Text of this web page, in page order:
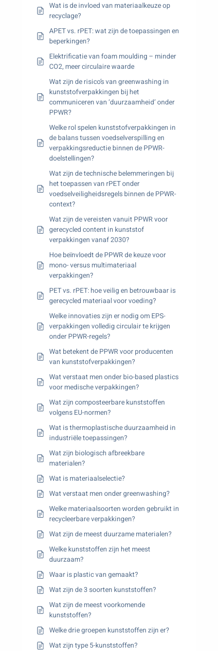
Wat is de invloed van materiaalkeuze op
recyclage?
APET vs. rPET: wat zijn de toepassingen en
beperkingen?
Elektrificatie van foam moulding – minder
CO2, meer circulaire waarde
Wat zijn de risico’s van greenwashing in
kunststofverpakkingen bij het
communiceren van ‘duurzaamheid’ onder
PPWR?
Welke rol spelen kunststofverpakkingen in
de balans tussen voedselverspilling en
verpakkingsreductie binnen de PPWR-
doelstellingen?
Wat zijn de technische belemmeringen bij
het toepassen van rPET onder
voedselveiligheidsregels binnen de PPWR-
context?
Wat zijn de vereisten vanuit PPWR voor
gerecycled content in kunststof
verpakkingen vanaf 2030?
Hoe beïnvloedt de PPWR de keuze voor
mono- versus multimateriaal
verpakkingen?
PET vs. rPET: hoe veilig en betrouwbaar is
gerecycled materiaal voor voeding?
Welke innovaties zijn er nodig om EPS-
verpakkingen volledig circulair te krijgen
onder PPWR-regels?
Wat betekent de PPWR voor producenten
van kunststofverpakkingen?
Wat verstaat men onder bio-based plastics
voor medische verpakkingen?
Wat zijn composteerbare kunststoffen
volgens EU-normen?
Wat is thermoplastische duurzaamheid in
industriële toepassingen?
Wat zijn biologisch afbreekbare
materialen?
Wat is materiaalselectie?
Wat verstaat men onder greenwashing?
Welke materiaalsoorten worden gebruikt in
recycleerbare verpakkingen?
Wat zijn de meest duurzame materialen?
Welke kunststoffen zijn het meest
duurzaam?
Waar is plastic van gemaakt?
Wat zijn de 3 soorten kunststoffen?
Wat zijn de meest voorkomende
kunststoffen?
Welke drie groepen kunststoffen zijn er?
Wat zijn type 5-kunststoffen?